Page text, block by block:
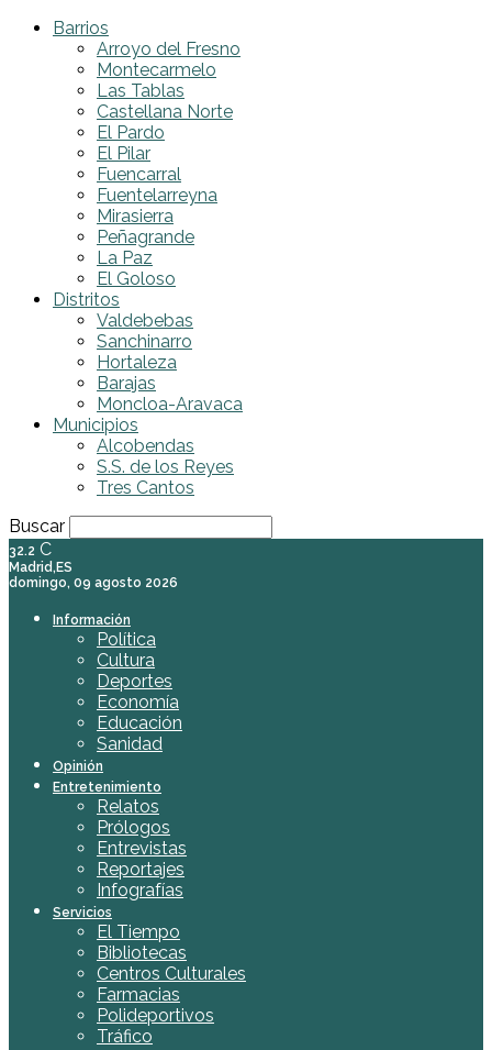
Barrios
Arroyo del Fresno
Montecarmelo
Las Tablas
Castellana Norte
El Pardo
El Pilar
Fuencarral
Fuentelarreyna
Mirasierra
Peñagrande
La Paz
El Goloso
Distritos
Valdebebas
Sanchinarro
Hortaleza
Barajas
Moncloa-Aravaca
Municipios
Alcobendas
S.S. de los Reyes
Tres Cantos
Buscar
32.2 C
Madrid,ES
domingo, 09 agosto 2026
Información
Política
Cultura
Deportes
Economía
Educación
Sanidad
Opinión
Entretenimiento
Relatos
Prólogos
Entrevistas
Reportajes
Infografías
Servicios
El Tiempo
Bibliotecas
Centros Culturales
Farmacias
Polideportivos
Tráfico